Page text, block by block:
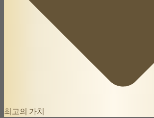
최고의 가치